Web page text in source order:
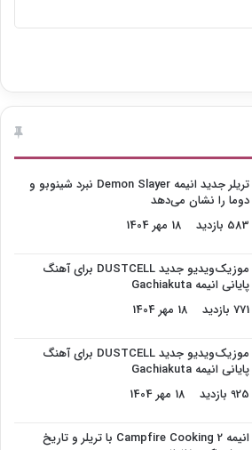
تریلر جدید انیمه Demon Slayer نبرد شینوبو و
دوما را نشان می‌دهد
583 بازدید
18 مهر 1404
موزیک‌ویدیو جدید DUSTCELL برای آهنگ
پایانی انیمه Gachiakuta
771 بازدید
18 مهر 1404
موزیک‌ویدیو جدید DUSTCELL برای آهنگ
پایانی انیمه Gachiakuta
925 بازدید
18 مهر 1404
انیمه Campfire Cooking 2 با تریلر و تاریخ